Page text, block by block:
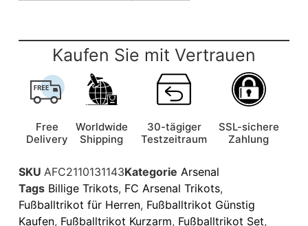
Kaufen Sie mit Vertrauen
Free
Delivery
Worldwide
Shipping
30-tägiger
Testzeitraum
SSL-sichere
Zahlung
SKU AFC2110131143Kategorie Arsenal
Tags Billige Trikots, FC Arsenal Trikots,
Fußballtrikot für Herren, Fußballtrikot Günstig
Kaufen, Fußballtrikot Kurzarm, Fußballtrikot Set,